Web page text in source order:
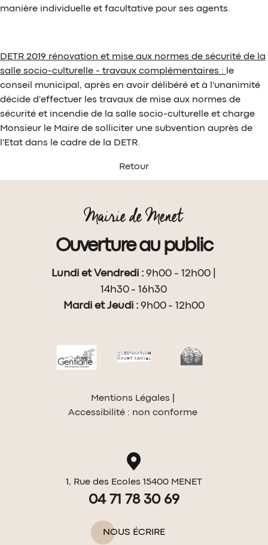
manière individuelle et facultative pour ses agents.
DETR 2019 rénovation et mise aux normes de sécurité de la
salle socio-culturelle - travaux complémentaires :
le
conseil municipal, après en avoir délibéré et à l'unanimité
décide d'effectuer les travaux de mise aux normes de
sécurité et incendie de la salle socio-culturelle et charge
Monsieur le Maire de solliciter une subvention auprès de
l'Etat dans le cadre de la DETR.
Retour
Mairie de Menet
Ouverture au public
Lundi et Vendredi :9h00 - 12h00 |
14h30 - 16h30
Mardi et Jeudi : 9h00 - 12h00
Mentions Légales
Accessibilité : non conforme
1, Rue des Ecoles 15400 MENET
04 71 78 30 69
NOUS ÉCRIRE